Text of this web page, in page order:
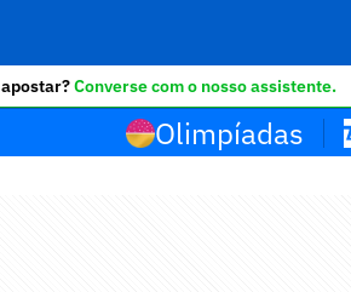
Converse com o nosso assistente.
Olimpíadas